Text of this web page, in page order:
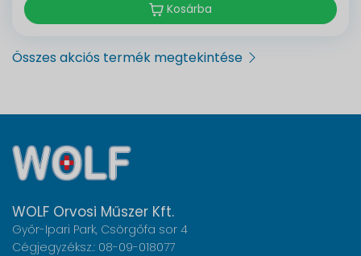
Kosárba
Összes akciós termék megtekintése
WOLF Orvosi Műszer Kft.
Győr-Ipari Park, Csörgőfa sor 4
Cégjegyzéksz.: 08-09-018077